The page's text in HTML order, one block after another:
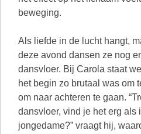
beweging.
Als liefde in de lucht hangt,
deze avond dansen ze nog
dansvloer. Bij Carola staat
het begin zo brutaal was om
om naar achteren te gaan.
dansvloer, vind je het erg als
jongedame?” vraagt hij,